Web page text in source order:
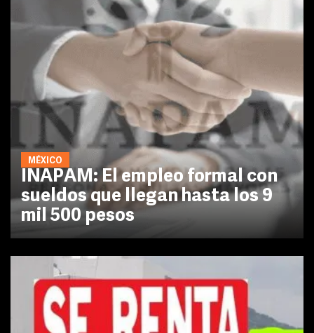
MÉXICO
INAPAM: El empleo formal con
sueldos que llegan hasta los 9
mil 500 pesos